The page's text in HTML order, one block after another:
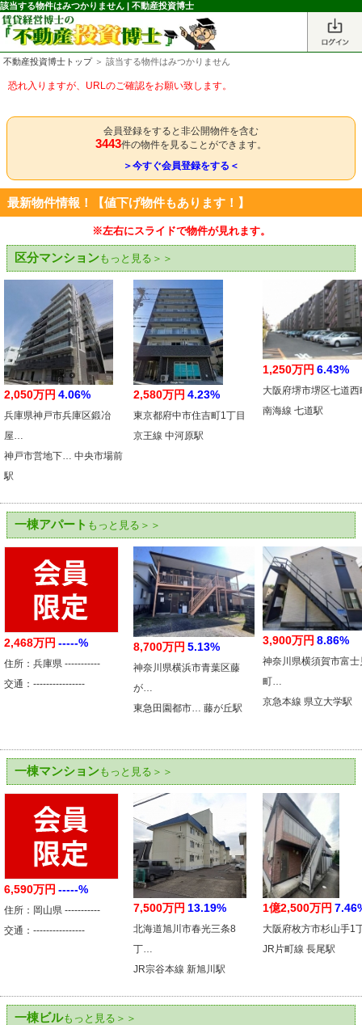
該当する物件はみつかりません | 不動産投資博士
不動産投資博士トップ＞ 該当する物件はみつかりません
恐れ入りますが、URLのご確認をお願い致します。
会員登録をすると非公開物件を含む
3443件の物件を見ることができます。
＞今すぐ会員登録をする＜
最新物件情報！【値下げ物件もあります！】
※左右にスライドで物件が見れます。
区分マンションもっと見る＞＞
2,050万円 4.06%
兵庫県神戸市兵庫区鍛冶
屋…
神戸市営地下… 中央市場前
駅
2,580万円 4.23%
東京都府中市住吉町1丁目
京王線 中河原駅
1,250万円 6.43%
大阪府堺市堺区七道西
南海線 七道駅
一棟アパート もっと見る＞＞
2,468万円 -----%
住所：兵庫県 -----------
交通：----------------
8,700万円 5.13%
神奈川県横浜市青葉区藤
が…
東急田園都市… 藤が丘駅
3,900万円 8.86%
神奈川県横須賀市富士
町…
京急本線 県立大学駅
一棟マンションもっと見る＞＞
6,590万円 -----%
住所：岡山県 -----------
交通：----------------
7,500万円 13.19%
北海道旭川市春光三条8
丁…
JR宗谷本線 新旭川駅
1億2,500万円
大阪府枚方市杉山手1
JR片町線 長尾駅
一棟ビルもっと見る＞＞